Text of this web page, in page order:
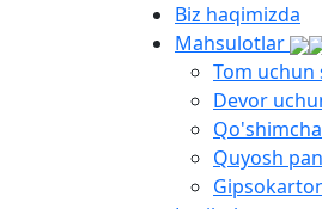
Biz haqimizda
Mahsulotlar
Tom uchun
Devor
Quyosh